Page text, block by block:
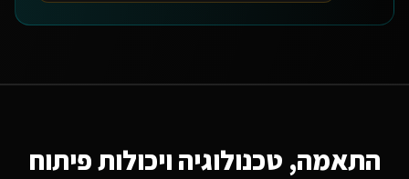
התאמה, טכנולוגיה ויכולות פיתוח